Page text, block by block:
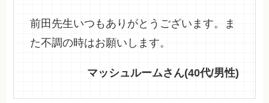
前田先生いつもありがとうございます。ま
た不調の時はお願いします。
マッシュルームさん(40代/男性)